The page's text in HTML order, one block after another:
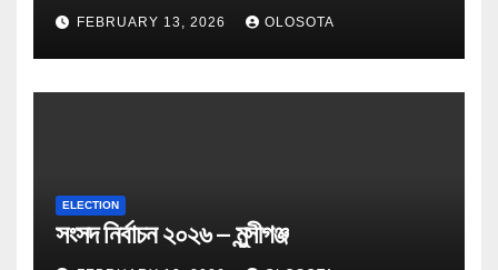
FEBRUARY 13, 2026 OLOSOTA
ELECTION
সংসদ নির্বাচন ২০২৬ – মুন্সীগঞ্জ